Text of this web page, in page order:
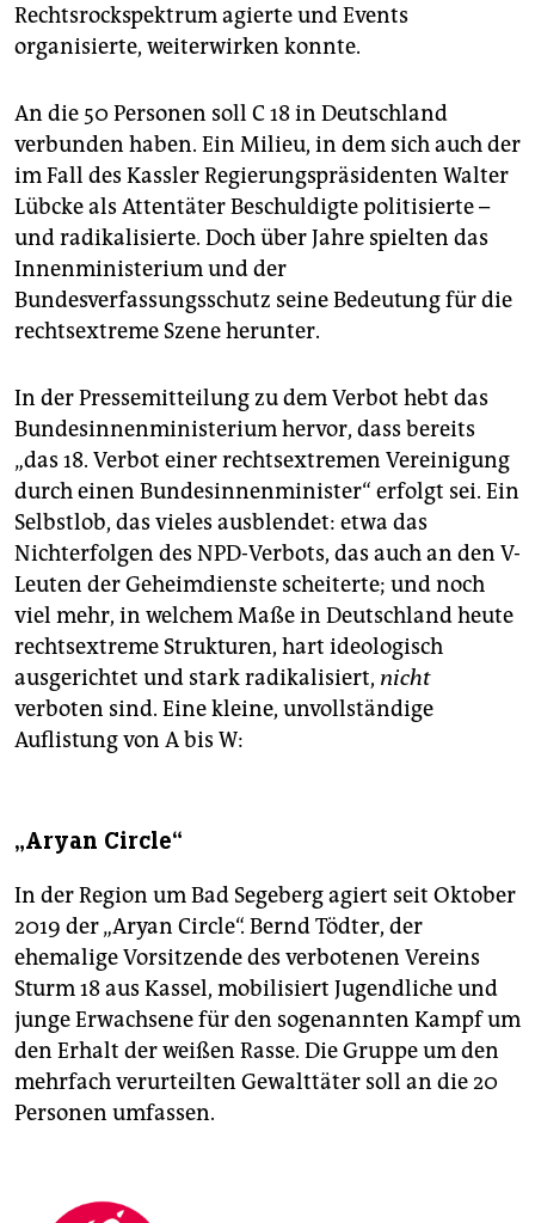
Rechtsrockspektrum agierte und Events
organisierte, weiterwirken konnte.
An die 50 Personen soll C 18 in Deutschland
verbunden haben. Ein Milieu, in dem sich auch der
im Fall des Kassler Regierungspräsidenten Walter
Lübcke als Attentäter Beschuldigte politisierte –
und radikalisierte. Doch über Jahre spielten das
Innenministerium und der
Bundesverfassungsschutz seine Bedeutung für die
rechtsextreme Szene herunter.
In der Pressemitteilung zu dem Verbot hebt das
Bundesinnenministerium hervor, dass bereits
„das 18. Verbot einer rechtsextremen Vereinigung
durch einen Bundesinnenminister“ erfolgt sei. Ein
Selbstlob, das vieles ausblendet: etwa das
Nichterfolgen des NPD-Verbots, das auch an den V-
Leuten der Geheimdienste scheiterte; und noch
viel mehr, in welchem Maße in Deutschland heute
rechtsex­treme Strukturen, hart ideologisch
ausgerichtet und stark radikalisiert, nicht
verboten sind. Eine kleine, unvollständige
Auflistung von A bis W:
„Aryan Circle“
In der Region um Bad Segeberg agiert seit Oktober
2019 der „Aryan Circle“. Bernd Tödter, der
ehemalige Vorsitzende des verbotenen Vereins
Sturm 18 aus Kassel, mobilisiert Jugendliche und
junge Erwachsene für den sogenannten Kampf um
den Erhalt der weißen Rasse. Die Gruppe um den
mehrfach verurteilten Gewalttäter soll an die 20
Personen umfassen.